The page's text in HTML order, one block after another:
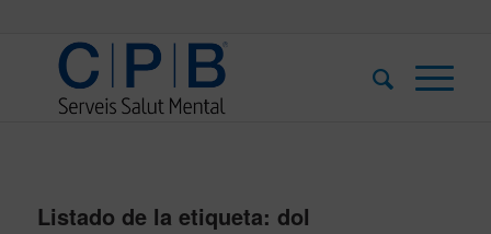
Listado de la etiqueta: dol